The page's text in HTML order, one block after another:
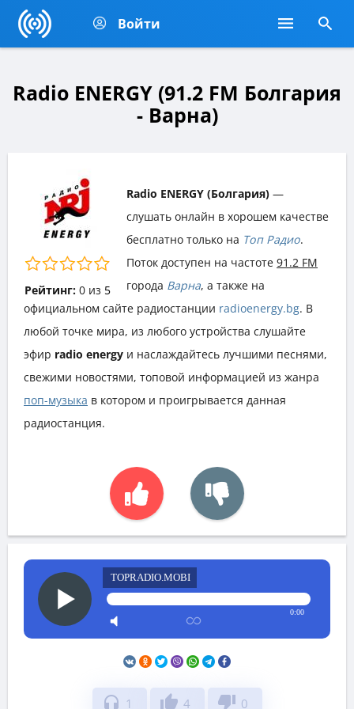
Войти
Radio ENERGY (91.2 FM Болгария
- Варна)
Рейтинг: 0из 5
Radio ENERGY (Болгария) —
слушать онлайн в хорошем качестве
бесплатно только на Топ Радио.
Поток доступен на частоте 91.2 FM
города Варна, а также на
официальном сайте радиостанции radioenergy.bg. В
любой точке мира, из любого устройства слушайте
эфир radio energy и наслаждайтесь лучшими песнями,
свежими новостями, топовой информацией из жанра
поп-музыка в котором и проигрывается данная
радиостанция.
TOPRADIO.MOBI
0:00
headphones 1 thumb_up 4 thumb_down 0